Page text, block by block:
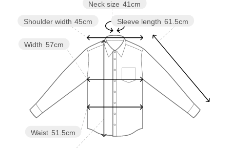
Sleeve length 61.5cm
Neck size 41cm
Waist 51.5cm
Width 57cm
Shoulder width 45cm